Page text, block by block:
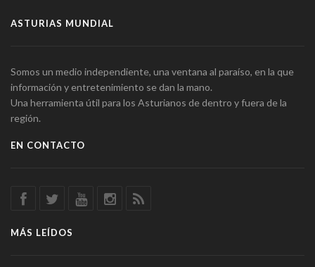
ASTURIAS MUNDIAL
Somos un medio independiente, una ventana al paraíso, en la que
información y entretenimiento se dan la mano.
Una herramienta útil para los Asturianos de dentro y fuera de la
región.
EN CONTACTO
MÁS LEÍDOS